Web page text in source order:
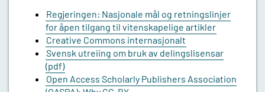
Regjeringen: Nasjonale mål og retningslinjer
for åpen tilgang til vitenskapelige artikler
Creative Commons internasjonalt
Svensk utreiing om bruk av delingslisensar
(pdf)
Open Access Scholarly Publishers Association